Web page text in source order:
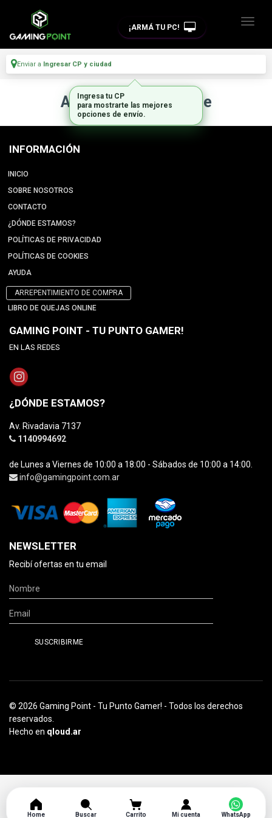
¡ARMÁ TU PC!
Enviar a Ingresar CP y ciudad
Artículo no disponible
INFORMACIÓN
INICIO
SOBRE NOSOTROS
CONTACTO
¿DÓNDE ESTAMOS?
POLÍTICAS DE PRIVACIDAD
POLÍTICAS DE COOKIES
AYUDA
ARREPENTIMIENTO DE COMPRA
LIBRO DE QUEJAS ONLINE
GAMING POINT - TU PUNTO GAMER!
EN LAS REDES
¿DÓNDE ESTAMOS?
Av. Rivadavia 7137
1140994692
de Lunes a Viernes de 10:00 a 18:00 - Sábados de 10:00 a 14:00.
info@gamingpoint.com.ar
NEWSLETTER
Recibí ofertas en tu email
© 2026 Gaming Point - Tu Punto Gamer! - Todos los derechos
reservados.
Hecho en qloud.ar
Home Buscar Carrito Mi cuenta
Ingresa tu CP
para mostrarte las mejores
opciones de envío.